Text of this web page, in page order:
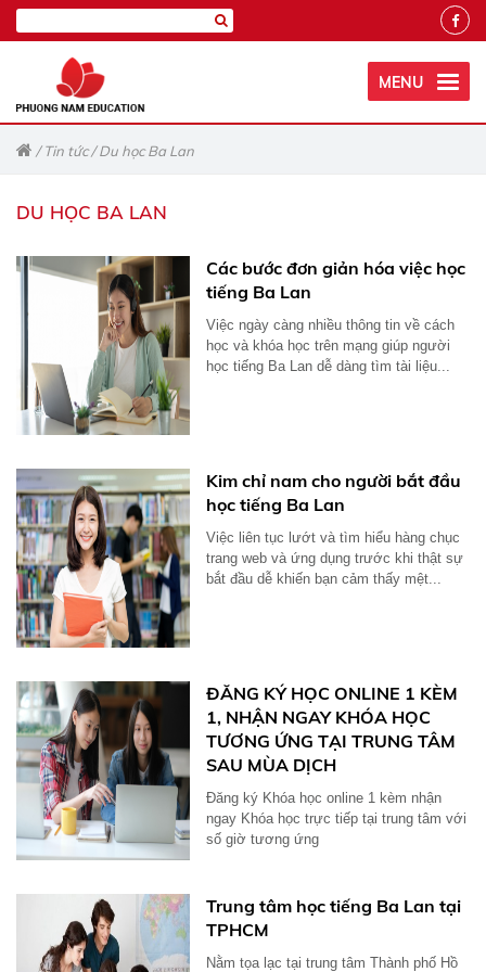
MENU
/Tin tức/Du học Ba Lan
DU HỌC BA LAN
Các bước đơn giản hóa việc học
tiếng Ba Lan
Việc ngày càng nhiều thông tin về cách
học và khóa học trên mạng giúp người
học tiếng Ba Lan dễ dàng tìm tài liệu...
Kim chỉ nam cho người bắt đầu
học tiếng Ba Lan
Việc liên tục lướt và tìm hiểu hàng chục
trang web và ứng dụng trước khi thật sự
bắt đầu dễ khiến bạn cảm thấy mệt...
ĐĂNG KÝ HỌC ONLINE 1 KÈM
1, NHẬN NGAY KHÓA HỌC
TƯƠNG ỨNG TẠI TRUNG TÂM
SAU MÙA DỊCH
Đăng ký Khóa học online 1 kèm nhận
ngay Khóa học trực tiếp tại trung tâm với
số giờ tương ứng
Trung tâm học tiếng Ba Lan tại
TPHCM
Nằm tọa lạc tại trung tâm Thành phố Hồ